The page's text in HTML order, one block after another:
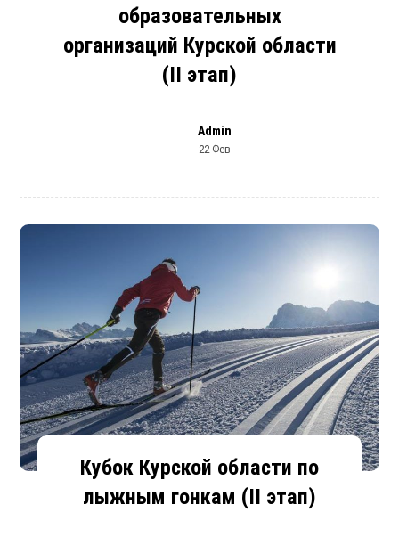
образовательных
организаций Курской области
(II этап)
Admin
22 Фев
Кубок Курской области по
лыжным гонкам (II этап)